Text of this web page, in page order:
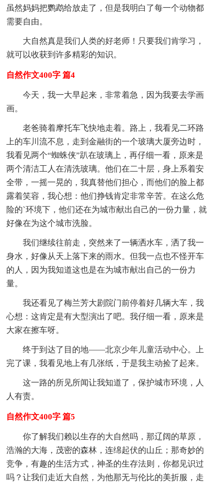
虽然妈妈把鹦鹉给放走了，但是我明白了每一个动物都
需要自由。
大自然真是我们人类的好老师！只要我们肯学习，
就可以收获到许多精彩的知识。
自然作文400字 篇4
今天，我一大早起来，非常着急，因为我要去学画
画。
老爸骑着摩托车飞快地走着。路上，我看见二环路
上的车川流不息，走到金融街的一个玻璃大厦旁边时，
我看见两个“蜘蛛侠”趴在玻璃上，再仔细一看，原来是
两个清洁工人在清洗玻璃。他们在二十层，身上系着安
全带，一摇一晃的，我真替他们担心，而他们的脸上都
露着笑容，我心想：他们挣钱肯定非常辛苦。在这么危
险的`环境下，他们还在为城市献出自己的一份力量，就
好像在为这个城市洗脸。
我们继续往前走，突然来了一辆洒水车，洒了我一
身水，好像从天上落下来的雨水。但我一点也不怪开车
的人，因为我知道这也是在为城市献出自己的一份力
量。
我还看见了梅兰芳大剧院门前停着好几辆大车，我
心想：这肯定是有大型演出了吧。我仔细一看，原来是
大家在擦车呀。
终于到达了目的地——北京少年儿童活动中心。上
完了课，我看见地上有几张纸，于是我主动捡了起来。
这一路的所见所闻让我知道了，保护城市环境，人
人有责。
自然作文400字 篇5
你了解我们赖以生存的大自然吗，那辽阔的草原，
浩瀚的大海，茂密的森林，连绵起伏的山丘；那奇妙的
竞争，有趣的生活方式，神圣的生存法则，你都见识过
吗？让我们走近大自然，为他那无与伦比的美折服，走